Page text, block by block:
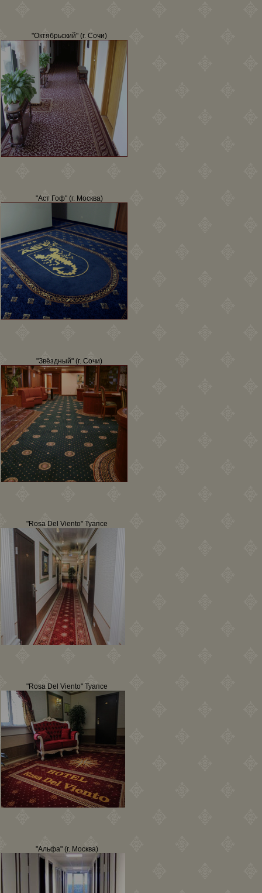
"Октябрьский" (г. Сочи)
"Аст Гоф" (г. Москва)
"Звёздный" (г. Сочи)
"Rosa Del Viento" Туапсе
"Rosa Del Viento" Туапсе
"Альфа" (г. Москва)